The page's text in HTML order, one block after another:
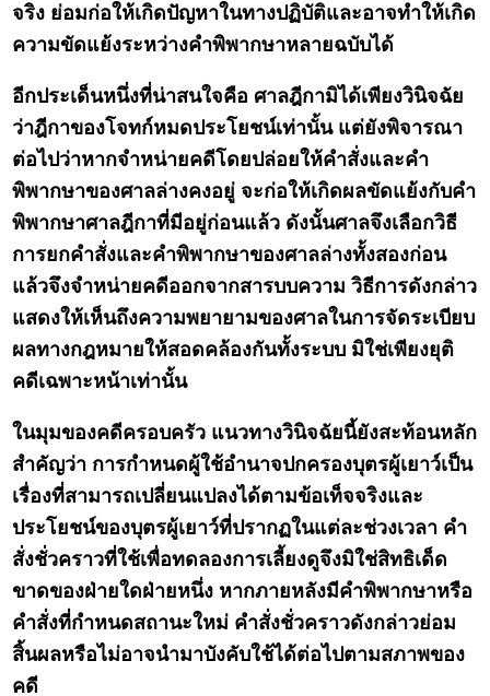
จริง ย่อมก่อให้เกิดปัญหาในทางปฏิบัติและอาจทำให้เกิด
ความขัดแย้งระหว่างคำพิพากษาหลายฉบับได้
อีกประเด็นหนึ่งที่น่าสนใจคือ ศาลฎีกามิได้เพียงวินิจฉัย
ว่าฎีกาของโจทก์หมดประโยชน์เท่านั้น แต่ยังพิจารณา
ต่อไปว่าหากจำหน่ายคดีโดยปล่อยให้คำสั่งและคำ
พิพากษาของศาลล่างคงอยู่ จะก่อให้เกิดผลขัดแย้งกับคำ
พิพากษาศาลฎีกาที่มีอยู่ก่อนแล้ว ดังนั้นศาลจึงเลือกวิธี
การยกคำสั่งและคำพิพากษาของศาลล่างทั้งสองก่อน
แล้วจึงจำหน่ายคดีออกจากสารบบความ วิธีการดังกล่าว
แสดงให้เห็นถึงความพยายามของศาลในการจัดระเบียบ
ผลทางกฎหมายให้สอดคล้องกันทั้งระบบ มิใช่เพียงยุติ
คดีเฉพาะหน้าเท่านั้น
ในมุมของคดีครอบครัว แนวทางวินิจฉัยนี้ยังสะท้อนหลัก
สำคัญว่า การกำหนดผู้ใช้อำนาจปกครองบุตรผู้เยาว์เป็น
เรื่องที่สามารถเปลี่ยนแปลงได้ตามข้อเท็จจริงและ
ประโยชน์ของบุตรผู้เยาว์ที่ปรากฏในแต่ละช่วงเวลา คำ
สั่งชั่วคราวที่ใช้เพื่อทดลองการเลี้ยงดูจึงมิใช่สิทธิเด็ด
ขาดของฝ่ายใดฝ่ายหนึ่ง หากภายหลังมีคำพิพากษาหรือ
คำสั่งที่กำหนดสถานะใหม่ คำสั่งชั่วคราวดังกล่าวย่อม
สิ้นผลหรือไม่อาจนำมาบังคับใช้ได้ต่อไปตามสภาพของ
คดี